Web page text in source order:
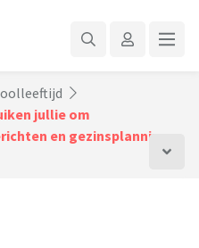
jullie om
en gezinsplanning